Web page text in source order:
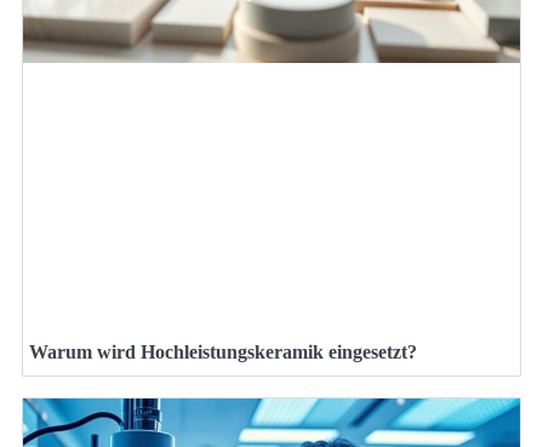
Warum wird Hochleistungskeramik eingesetzt?